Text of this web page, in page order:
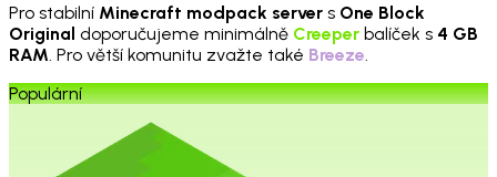
Pro stabilní Minecraft modpack server s One Block
Original doporučujeme minimálně Creeper balíček s 4 GB
RAM. Pro větší komunitu zvažte také Breeze.
Populární